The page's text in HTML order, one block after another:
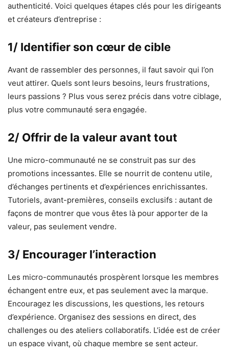
authenticité. Voici quelques étapes clés pour les dirigeants
et créateurs d’entreprise :
1/ Identifier son cœur de cible
Avant de rassembler des personnes, il faut savoir qui l’on
veut attirer. Quels sont leurs besoins, leurs frustrations,
leurs passions ? Plus vous serez précis dans votre ciblage,
plus votre communauté sera engagée.
2/ Offrir de la valeur avant tout
Une micro-communauté ne se construit pas sur des
promotions incessantes. Elle se nourrit de contenu utile,
d’échanges pertinents et d’expériences enrichissantes.
Tutoriels, avant-premières, conseils exclusifs : autant de
façons de montrer que vous êtes là pour apporter de la
valeur, pas seulement vendre.
3/ Encourager l’interaction
Les micro-communautés prospèrent lorsque les membres
échangent entre eux, et pas seulement avec la marque.
Encouragez les discussions, les questions, les retours
d’expérience. Organisez des sessions en direct, des
challenges ou des ateliers collaboratifs. L’idée est de créer
un espace vivant, où chaque membre se sent acteur.